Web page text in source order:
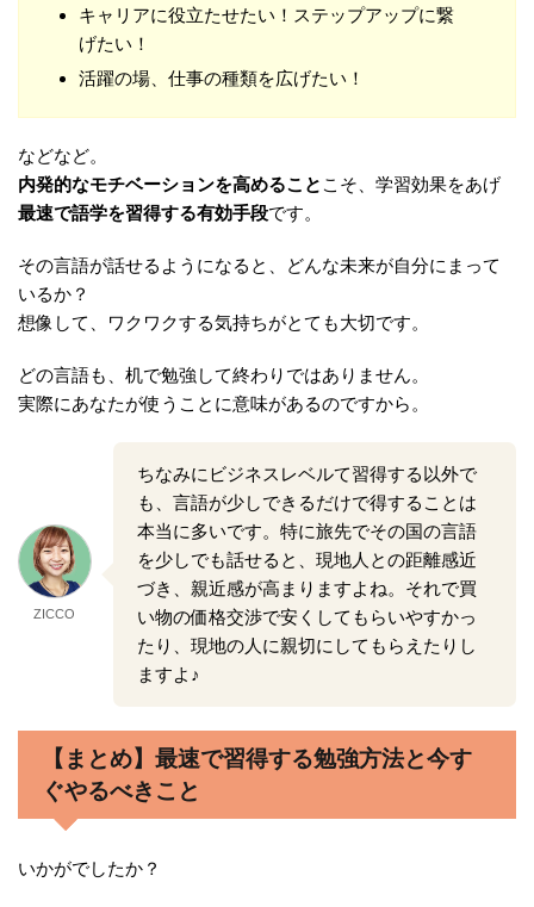
キャリアに役立たせたい！ステップアップに繋
げたい！
活躍の場、仕事の種類を広げたい！
などなど。
内発的なモチベーションを高めること こそ、学習効果をあげ
最速で語学を習得する有効手段です。
その言語が話せるようになると、どんな未来が自分にまって
いるか？
想像して、ワクワクする気持ちがとても大切です。
どの言語も、机で勉強して終わりではありません。
実際にあなたが使うことに意味があるのですから。
ZICCO
ちなみにビジネスレベルて習得する以外で
も、言語が少しできるだけで得することは
本当に多いです。特に旅先でその国の言語
を少しでも話せると、現地人との距離感近
づき、親近感が高まりますよね。それで買
い物の価格交渉で安くしてもらいやすかっ
たり、現地の人に親切にしてもらえたりし
ますよ♪
【まとめ】最速で習得する勉強方法と今す
ぐやるべきこと
いかがでしたか？